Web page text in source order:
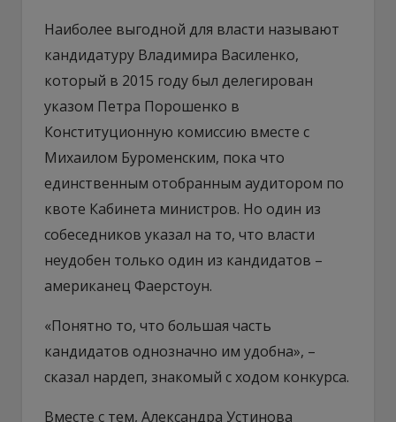
Наиболее выгодной для власти называют
кандидатуру Владимира Василенко,
который в 2015 году был делегирован
указом Петра Порошенко в
Конституционную комиссию вместе с
Михаилом Буроменским, пока что
единственным отобранным аудитором по
квоте Кабинета министров. Но один из
собеседников указал на то, что власти
неудобен только один из кандидатов –
американец Фаерстоун.
«Понятно то, что большая часть
кандидатов однозначно им удобна», –
сказал нардеп, знакомый с ходом конкурса.
Вместе с тем, Александра Устинова